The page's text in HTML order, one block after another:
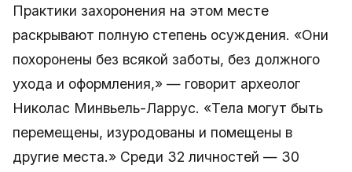
Практики захоронения на этом месте
раскрывают полную степень осуждения. «Они
похоронены без всякой заботы, без должного
ухода и оформления,» — говорит археолог
Николас Минвьель-Ларрус. «Тела могут быть
перемещены, изуродованы и помещены в
другие места.» Среди 32 личностей — 30